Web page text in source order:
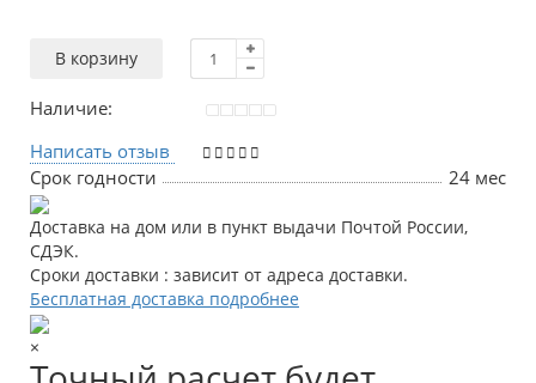
В корзину
Наличие:
Написать отзыв
Срок годности
24 мес
Доставка на дом или в пункт выдачи Почтой России,
СДЭК.
Сроки доставки : зависит от адреса доставки.
Бесплатная доставка подробнее
×